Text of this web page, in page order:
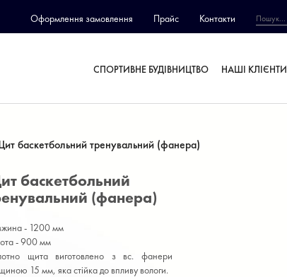
Оформлення замовлення Прайс Контакти
СПОРТИВНЕ БУДІВНИЦТВО НАШІ КЛІЄНТИ
баскетбольний тренувальний (фанера)
баскетбольний
(фанера)
- 1200 мм
- 900 мм
щита виготовлено з вс. фанери
15 мм, яка стійка до впливу вологи.